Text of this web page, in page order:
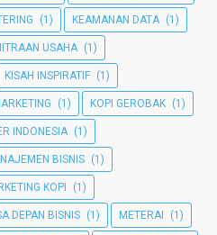
(1) KEAMANAN DATA (1)
USAHA (1)
KISAH INSPIRATIF (1)
(1) KOPI GEROBAK (1)
INDONESIA (1)
BISNIS (1)
KOPI (1)
DEPAN BISNIS (1) METERAI (1)